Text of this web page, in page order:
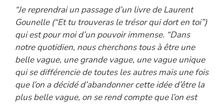
“Je reprendrai un passage d’un livre de Laurent
Gounelle (“Et tu trouveras le trésor qui dort en toi”)
qui est pour moi d’un pouvoir immense. “Dans
notre quotidien, nous cherchons tous à être une
belle vague, une grande vague, une vague unique
qui se différencie de toutes les autres mais une fois
que l’on a décidé d’abandonner cette idée d’être la
plus belle vague, on se rend compte que l’on est